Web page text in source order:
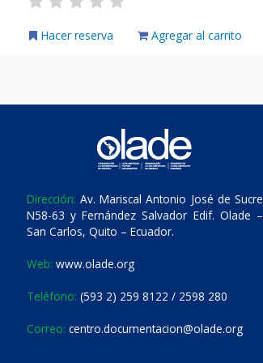
Hacer reserva Agregar al carrito
Dirección: Av. Mariscal Antonio José de Sucre
N58-63 y Fernández Salvador Edif. Olade –
San Carlos, Quito – Ecuador.
Web: www.olade.org
Teléfono: (593 2) 259 8122 / 2598 280
Correo: centro.documentacion@olade.org